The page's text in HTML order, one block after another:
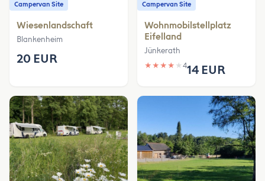
Campervan Site
Wiesenlandschaft
Blankenheim
20 EUR
Campervan Site
Wohnmobilstellplatz
Eifelland
Jünkerath
★ ★ ★ ★ ★ 414 EUR